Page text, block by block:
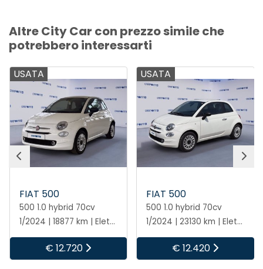
Altre City Car con prezzo simile che
potrebbero interessarti
USATA
FIAT 500
500 1.0 hybrid 70cv
1/2024 | 23130 km | Elettrica/benzina | Manuale
€ 12.420
USATA
FIAT 500
500 1.0 hybrid 70cv
1/2024 | 18442 km | Elettrica/benzina | Manuale
€ 13.720